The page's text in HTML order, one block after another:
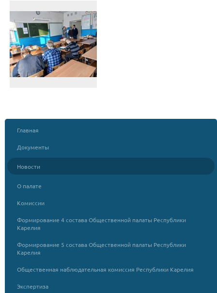
Главная
Документы
Новости
О палате
Комиссии
Формирование 4 состава Общественной палаты Республики
Карелия
Формирование 5 состава Общественной палаты Республики
Карелия
Общественная наблюдательная комиссия Республики Карелия
Экспертиза